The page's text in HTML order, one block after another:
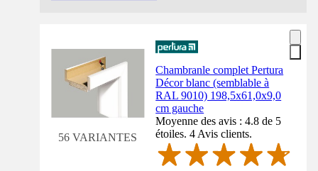
56 VARIANTES
Chambranle complet Pertura
Décor blanc (semblable à
RAL 9010) 198,5x61,0x9,0
cm gauche
Moyenne des avis : 4.8 de 5
étoiles. 4 Avis clients.